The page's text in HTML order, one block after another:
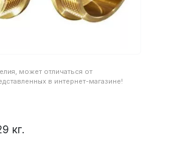
может отличаться от
в интернет-магазине!
кг.